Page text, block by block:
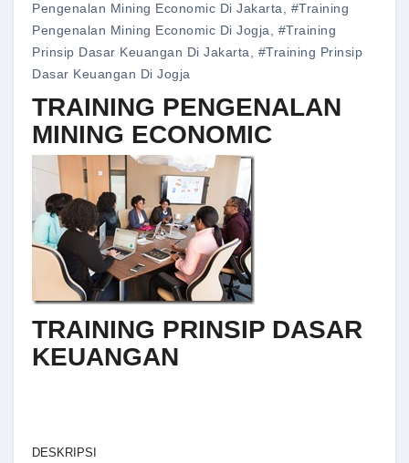
Pengenalan Mining Economic Di Jakarta, #training
Pengenalan Mining Economic Di Jogja, #training
Prinsip Dasar Keuangan Di Jakarta, #training Prinsip
Dasar Keuangan Di Jogja
TRAINING PENGENALAN
MINING ECONOMIC
TRAINING PRINSIP DASAR
KEUANGAN
DESKRIPSI